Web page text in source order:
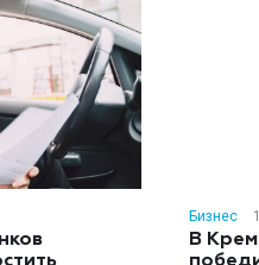
Бизнес
В